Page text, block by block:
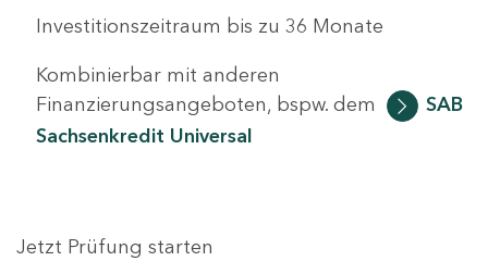
Investitionszeitraum bis zu 36 Monate
Kombinierbar mit anderen
Finanzierungsangeboten, bspw. dem
SAB
Sachsenkredit Universal
Jetzt Prüfung starten